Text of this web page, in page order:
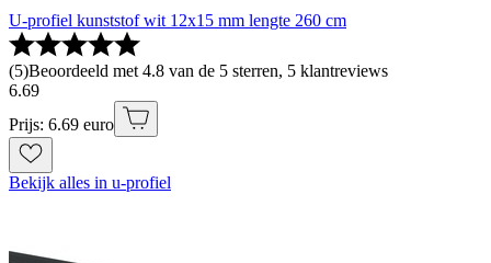
U-profiel kunststof wit 12x15 mm lengte 260 cm
(5)Beoordeeld met 4.8 van de 5 sterren, 5 klantreviews
6.69
Prijs: 6.69 euro
Bekijk alles in u-profiel